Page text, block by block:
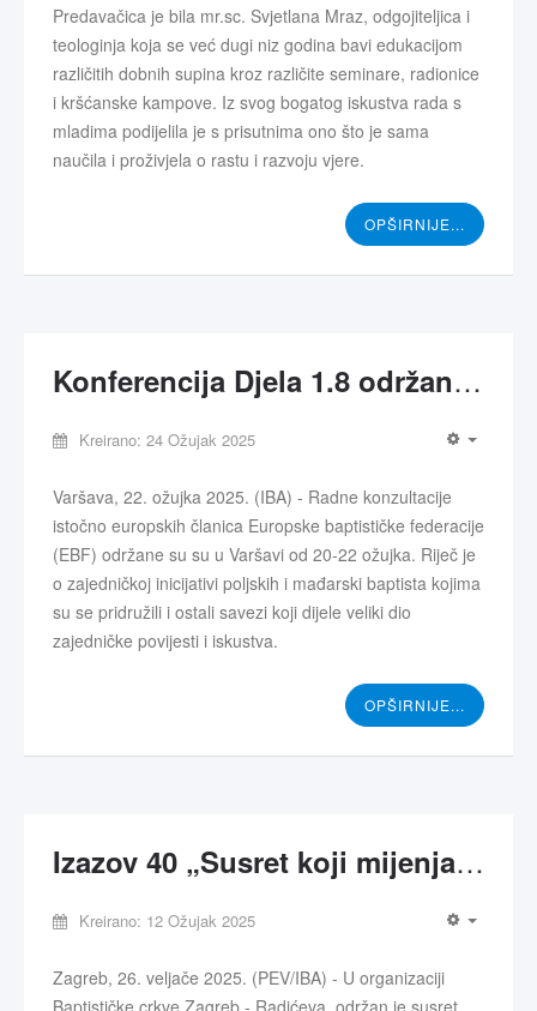
Predavačica je bila mr.sc. Svjetlana Mraz, odgojiteljica i
teologinja koja se već dugi niz godina bavi edukacijom
različitih dobnih supina kroz različite seminare, radionice
i kršćanske kampove. Iz svog bogatog iskustva rada s
mladima podijelila je s prisutnima ono što je sama
naučila i proživjela o rastu i razvoju vjere.
OPŠIRNIJE...
Konferencija Djela 1.8 održana u Poljskoj
Kreirano: 24 Ožujak 2025
Varšava, 22. ožujka 2025. (IBA) - Radne konzultacije
istočno europskih članica Europske baptističke federacije
(EBF) održane su su u Varšavi od 20-22 ožujka. Riječ je
o zajedničkoj inicijativi poljskih i mađarski baptista kojima
su se pridružili i ostali savezi koji dijele veliki dio
zajedničke povijesti i iskustva.
OPŠIRNIJE...
Izazov 40 „Susret koji mijenja” – susret suradnika
Kreirano: 12 Ožujak 2025
Zagreb, 26. veljače 2025. (PEV/IBA) - U organizaciji
Baptističke crkve Zagreb - Radićeva, održan je susret